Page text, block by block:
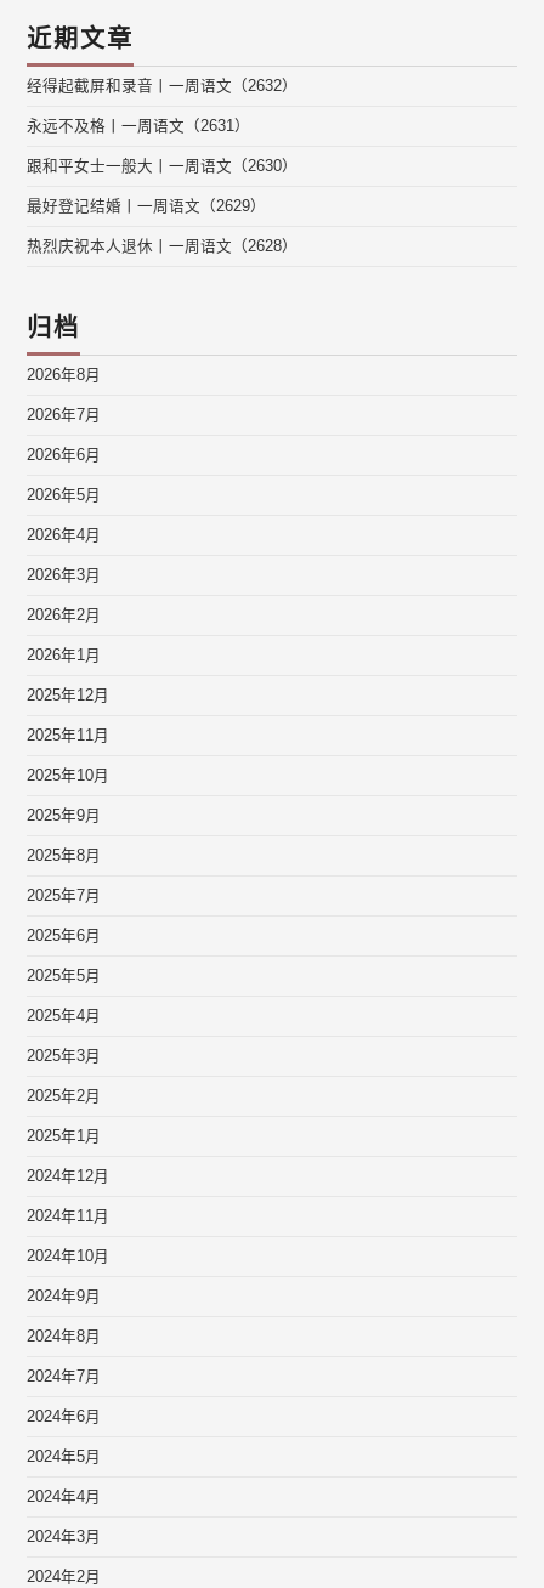
近期文章
经得起截屏和录音丨一周语文（2632）
永远不及格丨一周语文（2631）
跟和平女士一般大丨一周语文（2630）
最好登记结婚丨一周语文（2629）
热烈庆祝本人退休丨一周语文（2628）
归档
2026年8月
2026年7月
2026年6月
2026年5月
2026年4月
2026年3月
2026年2月
2026年1月
2025年12月
2025年11月
2025年10月
2025年9月
2025年8月
2025年7月
2025年6月
2025年5月
2025年4月
2025年3月
2025年2月
2025年1月
2024年12月
2024年11月
2024年10月
2024年9月
2024年8月
2024年7月
2024年6月
2024年5月
2024年4月
2024年3月
2024年2月